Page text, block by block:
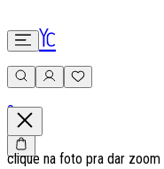
0
clique na foto pra dar zoom